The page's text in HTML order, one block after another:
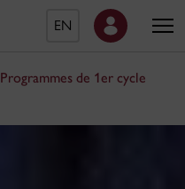
EN
Programmes de 1er cycle